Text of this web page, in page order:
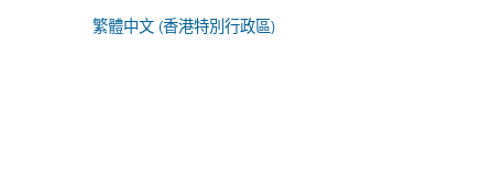
繁體中文 (香港特別行政區)